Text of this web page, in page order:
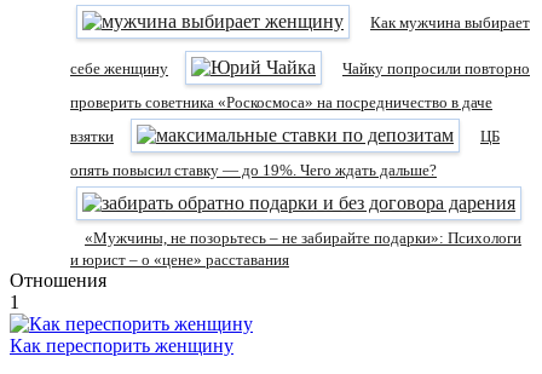
Как мужчина выбирает
себе женщину
Чайку попросили повторно
проверить советника «Роскосмоса» на посредничество в даче
взятки
ЦБ
опять повысил ставку — до 19%. Чего ждать дальше?
«Мужчины, не позорьтесь – не забирайте подарки»: Психологи
и юрист – о «цене» расставания
Отношения
1
Как переспорить женщину